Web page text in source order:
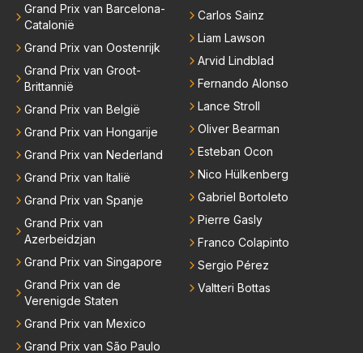
Grand Prix van Barcelona-
Catalonië
Grand Prix van Oostenrijk
Grand Prix van Groot-
Brittannië
Grand Prix van België
Grand Prix van Hongarije
Grand Prix van Nederland
Grand Prix van Italië
Grand Prix van Spanje
Grand Prix van
Azerbeidzjan
Grand Prix van Singapore
Grand Prix van de
Verenigde Staten
Grand Prix van Mexico
Grand Prix van São Paulo
Carlos Sainz
Liam Lawson
Arvid Lindblad
Fernando Alonso
Lance Stroll
Oliver Bearman
Esteban Ocon
Nico Hülkenberg
Gabriel Bortoleto
Pierre Gasly
Franco Colapinto
Sergio Pérez
Valtteri Bottas